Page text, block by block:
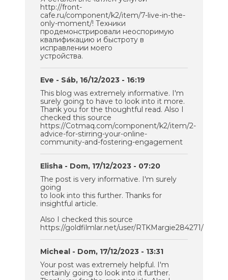
http://front-
cafe.ru/component/k2/item/7-live-in-the-
only-moment/! Техники
продемонстрировали неоспоримую
квалификацию и быстроту в
исправлении моего
устройства.
Eve - Sáb, 16/12/2023 - 16:19
This blog was extremely informative. I'm
surely going to have to look into it more.
Thank you for the thoughtful read. Also I
checked this source
https://Cotmaq.com/component/k2/item/2-
advice-for-stirring-your-online-
community-and-fostering-engagement
Elisha - Dom, 17/12/2023 - 07:20
The post is very informative. I'm surely
going
to look into this further. Thanks for
insightful article.
Also I checked this source
https://goldfilmlar.net/user/RTKMargie284271/
Micheal - Dom, 17/12/2023 - 13:31
Your post was extremely helpful. I'm
certainly going to look into it further.